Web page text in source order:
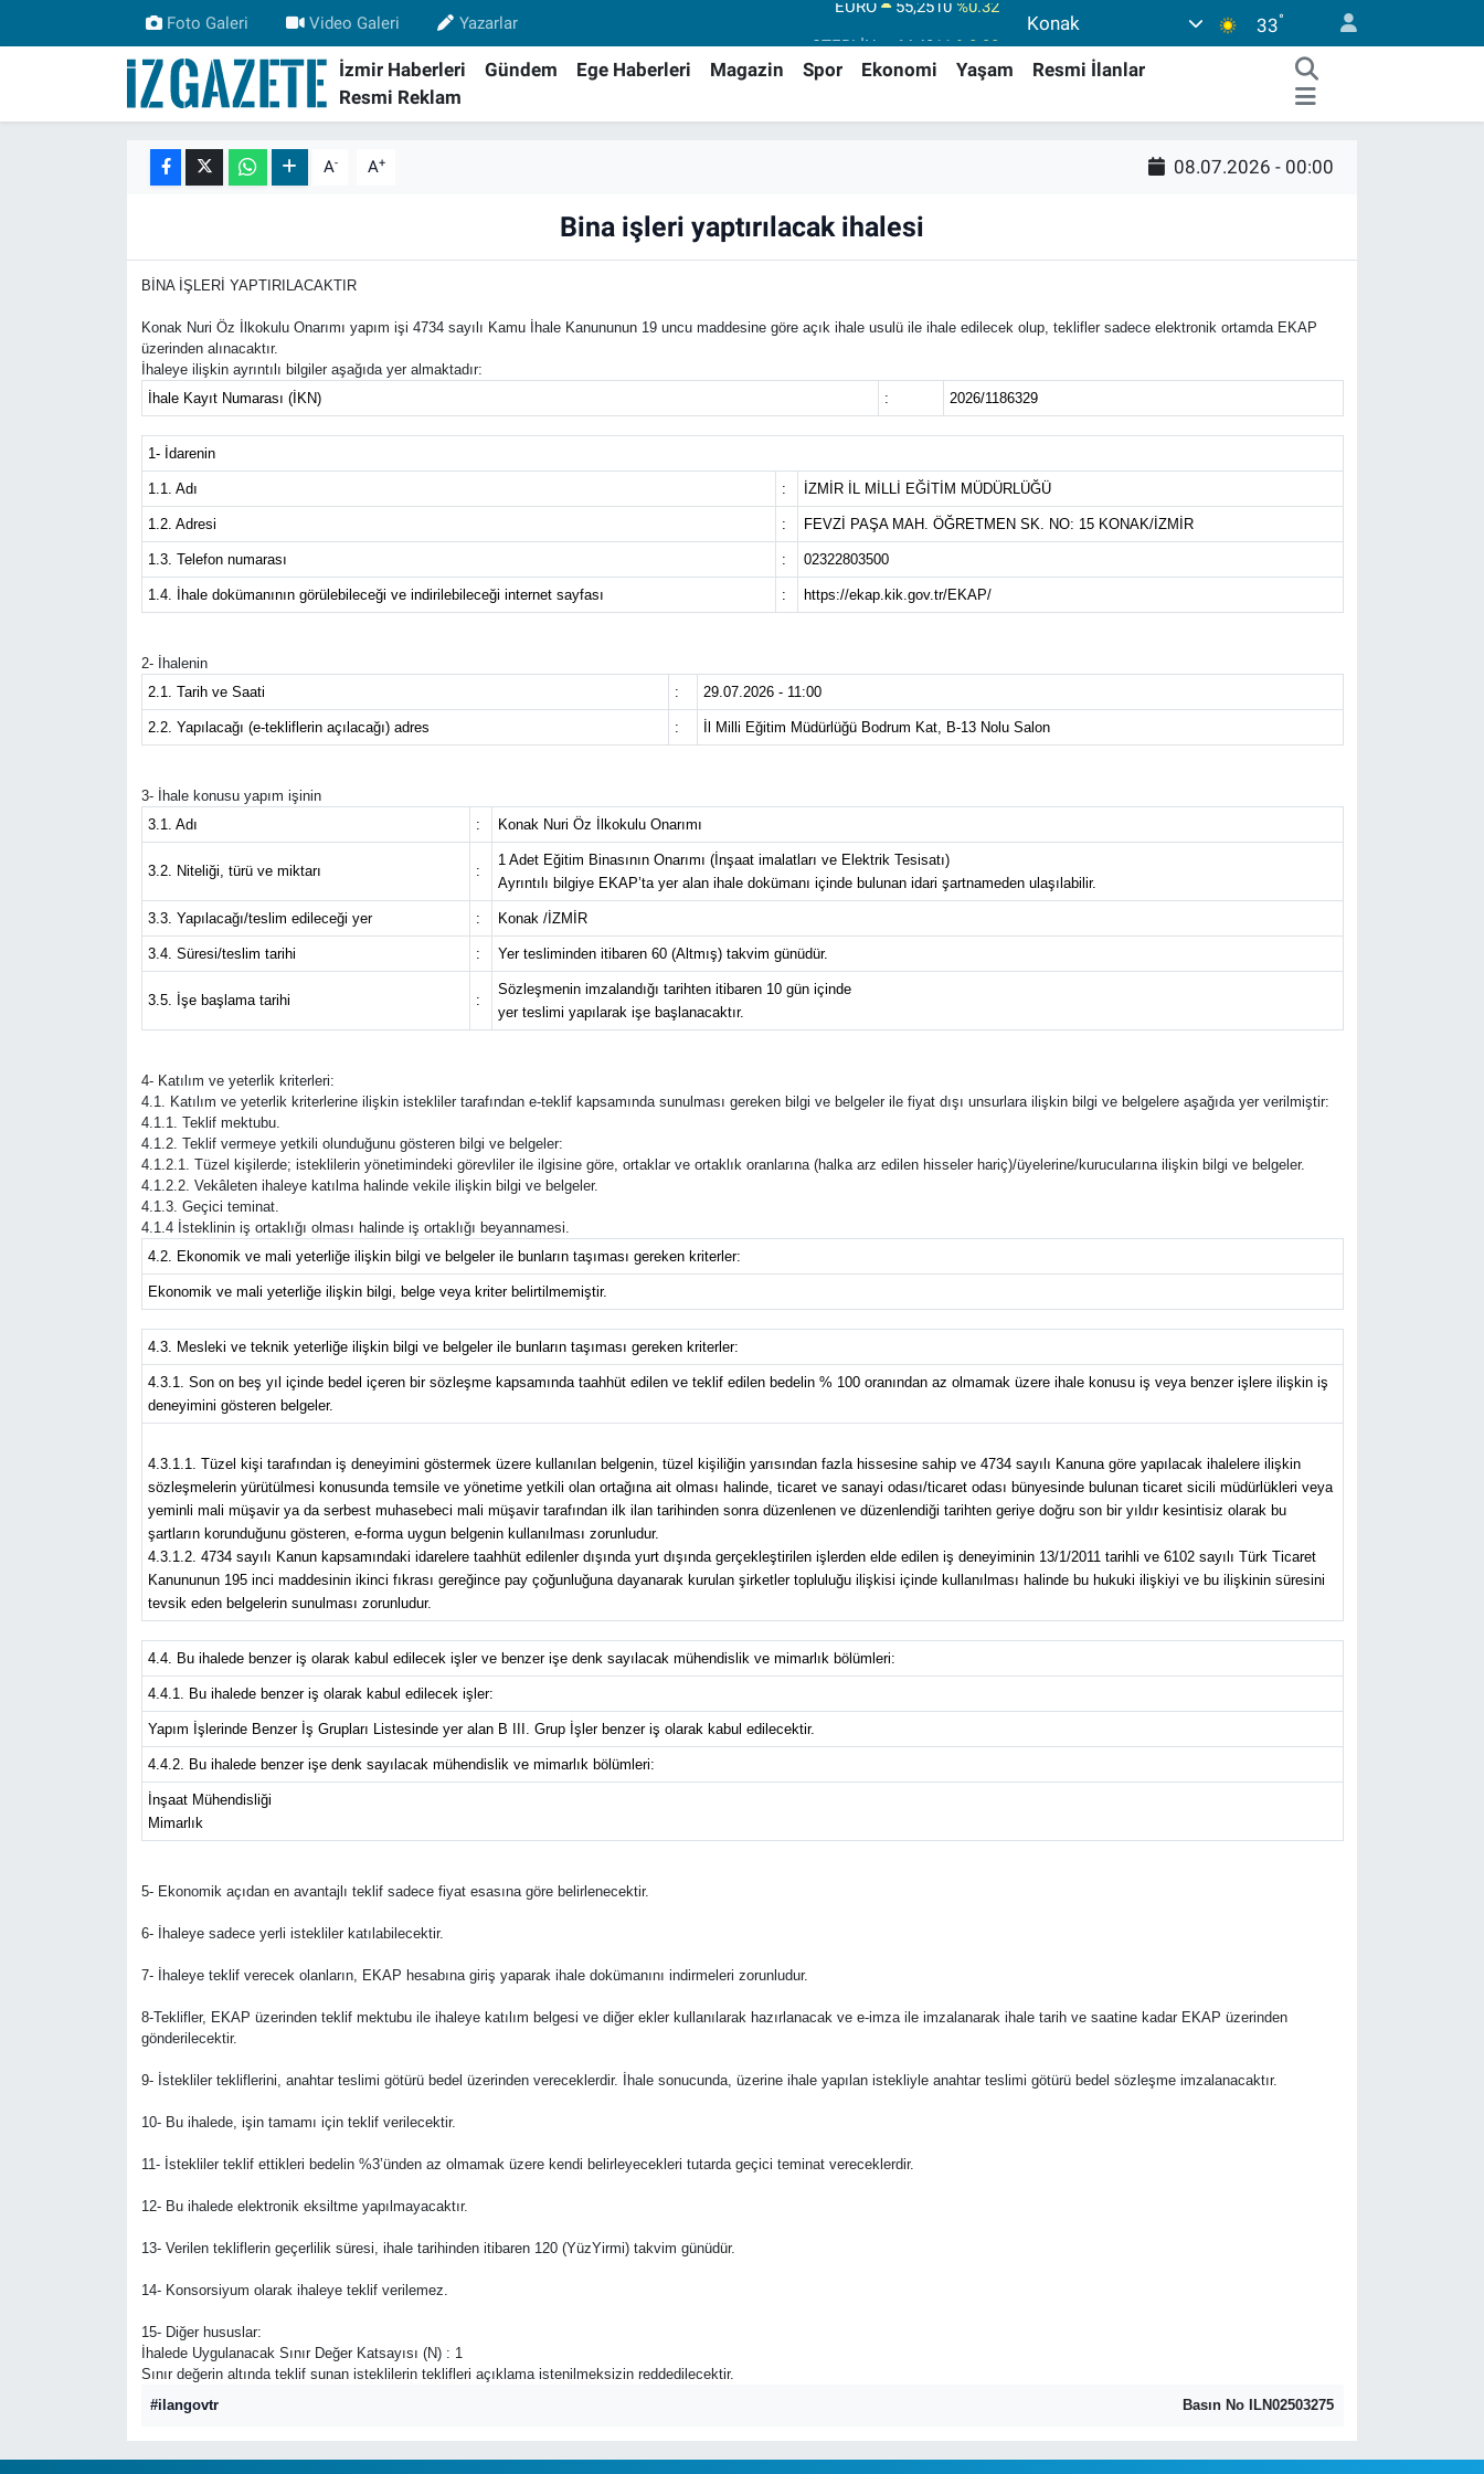
Foto Galeri Video Galeri Yazarlar
GRAM ALTIN
6660.55
%0.03
EURO
55,2510
Konak 33°
İzmir Haberleri Gündem Ege Haberleri Magazin Spor Ekonomi Yaşam
Resmi İlanlar
Resmi Reklam
A- A+ 08.07.2026 - 00:00
Bina işleri yaptırılacak ihalesi
BİNA İŞLERİ YAPTIRILACAKTIR
Konak Nuri Öz İlkokulu Onarımı yapım işi 4734 sayılı Kamu İhale Kanununun 19 uncu maddesine göre açık ihale usulü ile ihale edilecek olup, teklifler sadece elektronik ortamda EKAP
üzerinden alınacaktır.
İhaleye ilişkin ayrıntılı bilgiler aşağıda yer almaktadır:
İhale Kayıt Numarası (İKN)
: 2026/1186329
1- İdarenin
1.1. Adı : İZMİR İL MİLLİ EĞİTİM MÜDÜRLÜĞÜ
1.2. Adresi : FEVZİ PAŞA MAH. ÖĞRETMEN SK. NO: 15 KONAK/İZMİR
1.3. Telefon numarası : 02322803500
1.4. İhale dokümanının görülebileceği ve indirilebileceği internet sayfası : https://ekap.kik.gov.tr/EKAP/
2- İhalenin
2.1. Tarih ve Saati
: 29.07.2026 - 11:00
2.2. Yapılacağı (e-tekliflerin açılacağı) adres : İl Milli Eğitim Müdürlüğü Bodrum Kat, B-13 Nolu Salon
3- İhale konusu yapım işinin
3.1. Adı
: Konak Nuri Öz İlkokulu Onarımı
3.2. Niteliği, türü ve miktarı :
1 Adet Eğitim Binasının Onarımı (İnşaat imalatları ve Elektrik Tesisatı)
Ayrıntılı bilgiye EKAP’ta yer alan ihale dokümanı içinde bulunan idari şartnameden ulaşılabilir.
3.3. Yapılacağı/teslim edileceği yer : Konak /İZMİR
3.4. Süresi/teslim tarihi : Yer tesliminden itibaren 60 (Altmış) takvim günüdür.
3.5. İşe başlama tarihi :
Sözleşmenin imzalandığı tarihten itibaren 10 gün içinde
yer teslimi yapılarak işe başlanacaktır.
4- Katılım ve yeterlik kriterleri:
4.1. Katılım ve yeterlik kriterlerine ilişkin istekliler tarafından e-teklif kapsamında sunulması gereken bilgi ve belgeler ile fiyat dışı unsurlara ilişkin bilgi ve belgelere aşağıda yer verilmiştir:
4.1.1. Teklif mektubu.
4.1.2. Teklif vermeye yetkili olunduğunu gösteren bilgi ve belgeler:
4.1.2.1. Tüzel kişilerde; isteklilerin yönetimindeki görevliler ile ilgisine göre, ortaklar ve ortaklık oranlarına (halka arz edilen hisseler hariç)/üyelerine/kurucularına ilişkin bilgi ve belgeler.
4.1.2.2. Vekâleten ihaleye katılma halinde vekile ilişkin bilgi ve belgeler.
4.1.3. Geçici teminat.
4.1.4 İsteklinin iş ortaklığı olması halinde iş ortaklığı beyannamesi.
4.2. Ekonomik ve mali yeterliğe ilişkin bilgi ve belgeler ile bunların taşıması gereken kriterler:
Ekonomik ve mali yeterliğe ilişkin bilgi, belge veya kriter belirtilmemiştir.
4.3. Mesleki ve teknik yeterliğe ilişkin bilgi ve belgeler ile bunların taşıması gereken kriterler:
4.3.1. Son on beş yıl içinde bedel içeren bir sözleşme kapsamında taahhüt edilen ve teklif edilen bedelin % 100 oranından az olmamak üzere ihale konusu iş veya benzer işlere ilişkin iş
deneyimini gösteren belgeler.
4.3.1.1. Tüzel kişi tarafından iş deneyimini göstermek üzere kullanılan belgenin, tüzel kişiliğin yarısından fazla hissesine sahip ve 4734 sayılı Kanuna göre yapılacak ihalelere ilişkin
sözleşmelerin yürütülmesi konusunda temsile ve yönetime yetkili olan ortağına ait olması halinde, ticaret ve sanayi odası/ticaret odası bünyesinde bulunan ticaret sicili müdürlükleri veya
yeminli mali müşavir ya da serbest muhasebeci mali müşavir tarafından ilk ilan tarihinden sonra düzenlenen ve düzenlendiği tarihten geriye doğru son bir yıldır kesintisiz olarak bu
şartların korunduğunu gösteren, e-forma uygun belgenin kullanılması zorunludur.
4.3.1.2. 4734 sayılı Kanun kapsamındaki idarelere taahhüt edilenler dışında yurt dışında gerçekleştirilen işlerden elde edilen iş deneyiminin 13/1/2011 tarihli ve 6102 sayılı Türk Ticaret
Kanununun 195 inci maddesinin ikinci fıkrası gereğince pay çoğunluğuna dayanarak kurulan şirketler topluluğu ilişkisi içinde kullanılması halinde bu hukuki ilişkiyi ve bu ilişkinin süresini
tevsik eden belgelerin sunulması zorunludur.
4.4. Bu ihalede benzer iş olarak kabul edilecek işler ve benzer işe denk sayılacak mühendislik ve mimarlık bölümleri:
4.4.1. Bu ihalede benzer iş olarak kabul edilecek işler:
Yapım İşlerinde Benzer İş Grupları Listesinde yer alan B III. Grup İşler benzer iş olarak kabul edilecektir.
4.4.2. Bu ihalede benzer işe denk sayılacak mühendislik ve mimarlık bölümleri:
İnşaat Mühendisliği
Mimarlık
5- Ekonomik açıdan en avantajlı teklif sadece fiyat esasına göre belirlenecektir.
6- İhaleye sadece yerli istekliler katılabilecektir.
7- İhaleye teklif verecek olanların, EKAP hesabına giriş yaparak ihale dokümanını indirmeleri zorunludur.
8-Teklifler, EKAP üzerinden teklif mektubu ile ihaleye katılım belgesi ve diğer ekler kullanılarak hazırlanacak ve e-imza ile imzalanarak ihale tarih ve saatine kadar EKAP üzerinden
gönderilecektir.
9- İstekliler tekliflerini, anahtar teslimi götürü bedel üzerinden vereceklerdir. İhale sonucunda, üzerine ihale yapılan istekliyle anahtar teslimi götürü bedel sözleşme imzalanacaktır.
10- Bu ihalede, işin tamamı için teklif verilecektir.
11- İstekliler teklif ettikleri bedelin %3’ünden az olmamak üzere kendi belirleyecekleri tutarda geçici teminat vereceklerdir.
12- Bu ihalede elektronik eksiltme yapılmayacaktır.
13- Verilen tekliflerin geçerlilik süresi, ihale tarihinden itibaren 120 (YüzYirmi) takvim günüdür.
14- Konsorsiyum olarak ihaleye teklif verilemez.
15- Diğer hususlar:
İhalede Uygulanacak Sınır Değer Katsayısı (N) : 1
Sınır değerin altında teklif sunan isteklilerin teklifleri açıklama istenilmeksizin reddedilecektir.
#ilangovtr
Basın No ILN02503275
KÜLTÜR SANAT
Resmi İlanlar
Resmi Reklam
İzmir Nöbetçi Eczaneler
Tüm Manşetler
Son Dakika Haberleri
Haber Arşivi